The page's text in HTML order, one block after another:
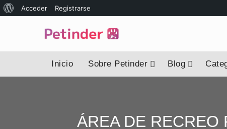
Acceder Registrarse
Inicio Sobre Petinder Blog
ÁREA DE RECREO